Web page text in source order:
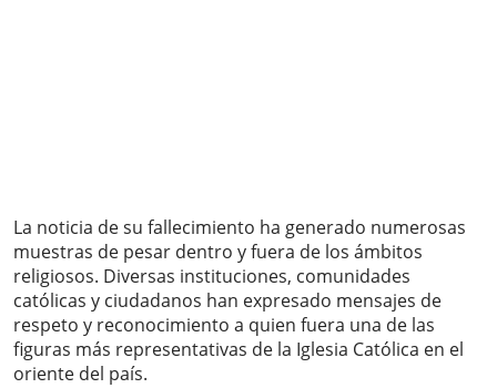
La noticia de su fallecimiento ha generado numerosas
muestras de pesar dentro y fuera de los ámbitos
religiosos. Diversas instituciones, comunidades
católicas y ciudadanos han expresado mensajes de
respeto y reconocimiento a quien fuera una de las
figuras más representativas de la Iglesia Católica en el
oriente del país.